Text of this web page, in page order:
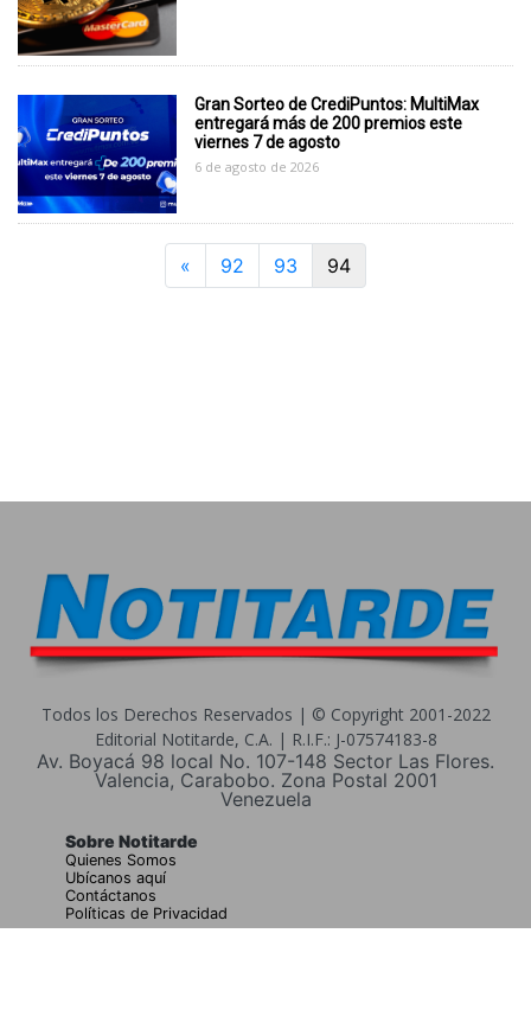
Gran Sorteo de CrediPuntos: MultiMax
entregará más de 200 premios este
viernes 7 de agosto
6 de agosto de 2026
« Previous
92 93 94
Todos los Derechos Reservados | © Copyright 2001-2022
Editorial Notitarde, C.A. | R.I.F.: J-07574183-8
Av. Boyacá 98 local No. 107-148 Sector Las Flores.
Valencia, Carabobo. Zona Postal 2001
Venezuela
Sobre Notitarde
Quienes Somos
Ubícanos aquí
Contáctanos
Políticas de Privacidad